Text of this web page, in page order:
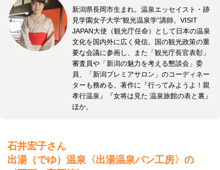
新潟県長岡市生まれ。温泉エッセイスト・跡
見学園女子大学“観光温泉学”講師。VISIT
JAPAN大使（観光庁任命）として日本の温泉
文化を国内外に広く発信。国の観光政策の重
要な会議に参画し、また「観光庁長官表彰」
審査員や「新潟の魅力を考える懇談会」委
員、「新潟プレミアサロン」のコーディネー
ターも務める。著作に『行ってみようよ！親
孝行温泉』『女将は見た 温泉旅館の表と裏』
ほか。
石井宏子さん
出湯（でゆ）温泉〈出湯温泉パン工房〉の